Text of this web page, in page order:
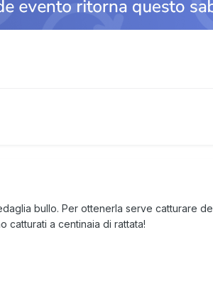
bullo. Per ottenerla serve catturare
catturati a centinaia di rattata!